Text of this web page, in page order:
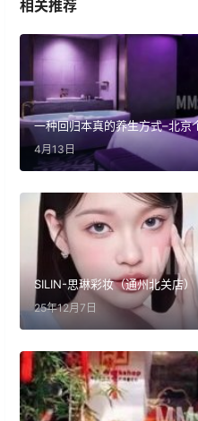
相关推荐
一种回归本真的养生方式–北京
4月13日
SILIN-思琳彩妆（通州北关店）
25年12月7日